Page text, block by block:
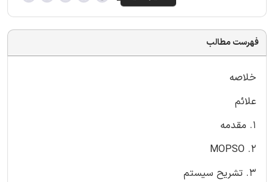
فهرست مطالب
خلاصه
علائم
1. مقدمه
2. MOPSO
3. تشریح سیستم